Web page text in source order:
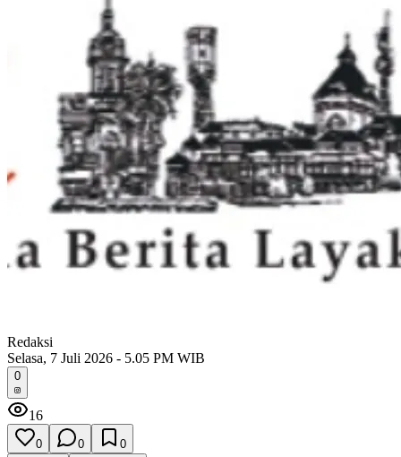
Redaksi
Selasa, 7 Juli 2026 - 5.05 PM WIB
0
16
0 0 0